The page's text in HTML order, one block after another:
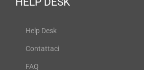
Help Desk
Contattaci
FAQ